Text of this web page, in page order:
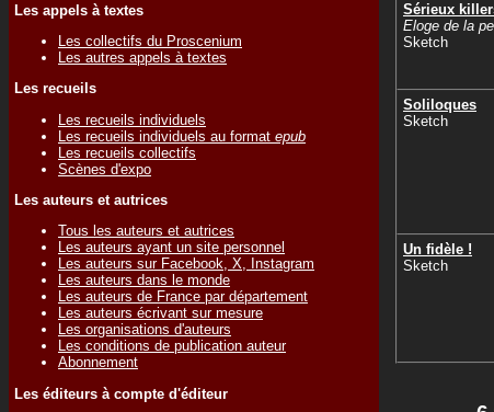
Les appels à textes
Les collectifs du Proscenium
Les autres appels à textes
Les recueils
Les recueils individuels
Les recueils individuels au format epub
Les recueils collectifs
Scènes d'expo
Les auteurs et autrices
Tous les auteurs et autrices
Les auteurs ayant un site personnel
Les auteurs sur Facebook, X, Instagram
Les auteurs dans le monde
Les auteurs de France par département
Les auteurs écrivant sur mesure
Les organisations d'auteurs
Les conditions de publication auteur
Abonnement
Les éditeurs à compte d'éditeur
Sérieux
Eloge de la
Sketch
Soliloques
Sketch
Un fidèle !
Sketch